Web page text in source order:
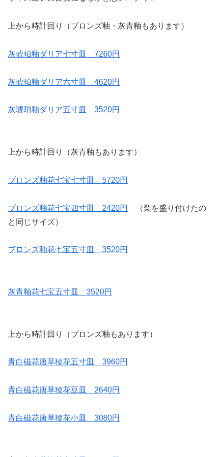
上から時計回り（ブロンズ釉・灰青釉もあります）
灰琥珀釉ダリア七寸皿 7260円
灰琥珀釉ダリア六寸皿 4620円
灰琥珀釉ダリア五寸皿 3520円
上から時計回り（灰青釉もあります）
ブロンズ釉花七宝七寸皿 5720円
ブロンズ釉花七宝四寸皿 2420円
（梨を盛り付けたの
と同じサイズ）
ブロンズ釉花七宝五寸皿 3520円
灰青釉花七宝五寸皿 3520円
上から時計回り（ブロンズ釉もあります）
青白磁花唐草稜花五寸皿 3960円
青白磁花唐草稜花豆皿 2640円
青白磁花唐草稜花小皿 3080円